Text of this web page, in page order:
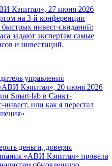
Кэпитал», 27 июня 2026
на 3-й конференции
инвест-свиданий:
задают экспертам самые
и инвестиций.
управления
Кэпитал», 20 июня 2026
Smart-lab в Санкт-
инвест, или как я перестал
деньги, доверяя
«АВИ Кэпитал» провела